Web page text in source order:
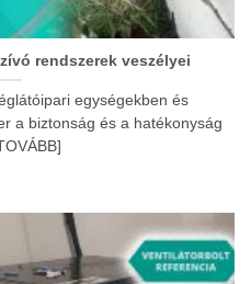
rendszerek veszélyei
egységekben és
a biztonság és a hatékonyság